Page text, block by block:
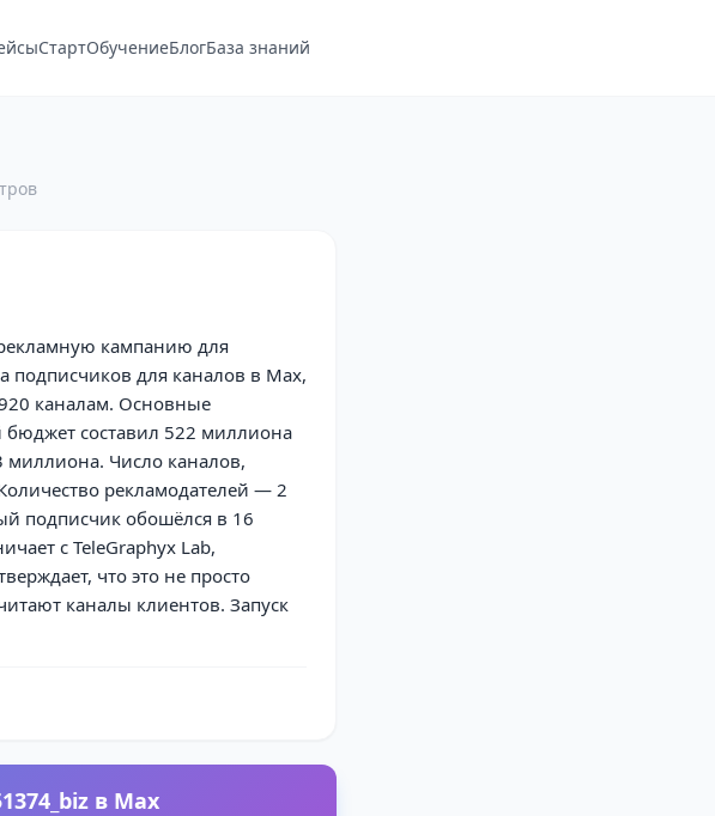
СтартОбучениеБлогБаза знаний
рекламную кампанию для
подписчиков для каналов в Max,
каналам. Основные
составил 522 миллиона
Число каналов,
рекламодателей — 2
подписчик обошёлся в 16
с TeleGraphyx Lab,
что это не просто
каналы клиентов. Запуск
в Max